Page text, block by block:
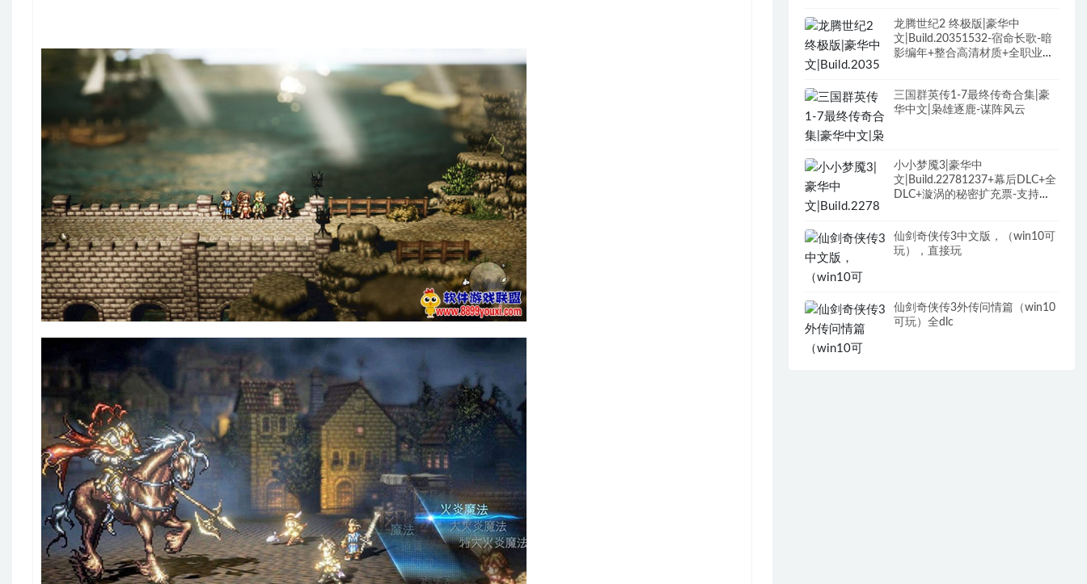
龙腾世纪2 终极版|豪华中
文|Build.20351532-宿命长歌-暗
影编年+整合高清材质+全职业最
三国群英传1-7最终传奇合集|豪
华中文|枭雄逐鹿-谋阵风云
小小梦魇3|豪华中
文|Build.22781237+幕后DLC+全
DLC+漩涡的秘密扩充票-支持手
仙剑奇侠传3中文版，（win10可
玩），直接玩
仙剑奇侠传3外传问情篇（win10
可玩）全dlc